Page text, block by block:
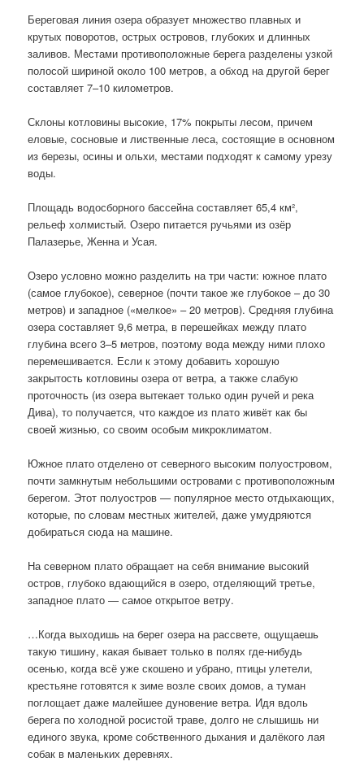
Береговая линия озера образует множество плавных и
крутых поворотов, острых островов, глубоких и длинных
заливов. Местами противоположные берега разделены узкой
полосой шириной около 100 метров, а обход на другой берег
составляет 7–10 километров.
Склоны котловины высокие, 17% покрыты лесом, причем
еловые, сосновые и лиственные леса, состоящие в основном
из березы, осины и ольхи, местами подходят к самому урезу
воды.
Площадь водосборного бассейна составляет 65,4 км²,
рельеф холмистый. Озеро питается ручьями из озёр
Палазерье, Женна и Усая.
Озеро условно можно разделить на три части: южное плато
(самое глубокое), северное (почти такое же глубокое – до 30
метров) и западное («мелкое» – 20 метров). Средняя глубина
озера составляет 9,6 метра, в перешейках между плато
глубина всего 3–5 метров, поэтому вода между ними плохо
перемешивается. Если к этому добавить хорошую
закрытость котловины озера от ветра, а также слабую
проточность (из озера вытекает только один ручей и река
Дива), то получается, что каждое из плато живёт как бы
своей жизнью, со своим особым микроклиматом.
Южное плато отделено от северного высоким полуостровом,
почти замкнутым небольшими островами с противоположным
берегом. Этот полуостров — популярное место отдыхающих,
которые, по словам местных жителей, даже умудряются
добираться сюда на машине.
На северном плато обращает на себя внимание высокий
остров, глубоко вдающийся в озеро, отделяющий третье,
западное плато — самое открытое ветру.
…Когда выходишь на берег озера на рассвете, ощущаешь
такую ​​тишину, какая бывает только в полях где-нибудь
осенью, когда всё уже скошено и убрано, птицы улетели,
крестьяне готовятся к зиме возле своих домов, а туман
поглощает даже малейшее дуновение ветра. Идя вдоль
берега по холодной росистой траве, долго не слышишь ни
единого звука, кроме собственного дыхания и далёкого лая
собак в маленьких деревнях.